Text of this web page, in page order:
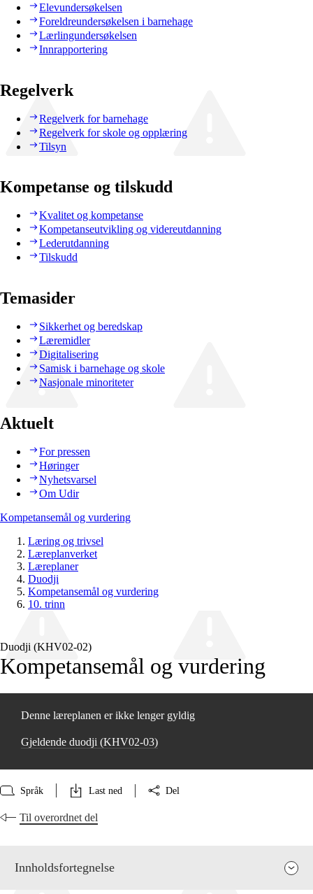
Elevundersøkelsen
Foreldreundersøkelsen i barnehage
Lærlingundersøkelsen
Innrapportering
Regelverk
Regelverk for barnehage
Regelverk for skole og opplæring
Tilsyn
Kompetanse og tilskudd
Kvalitet og kompetanse
Kompetanseutvikling og videreutdanning
Lederutdanning
Tilskudd
Temasider
Sikkerhet og beredskap
Læremidler
Digitalisering
Samisk i barnehage og skole
Nasjonale minoriteter
Aktuelt
For pressen
Høringer
Nyhetsvarsel
Om Udir
Kompetansemål og vurdering
Læring og trivsel
Læreplanverket
Læreplaner
Duodji
Kompetansemål og vurdering
10. trinn
Duodji (KHV02‑02)
Kompetansemål og vurdering
Denne læreplanen er ikke lenger gyldig
Gjeldende duodji (KHV02‑03)
Språk Last ned Del
Til overordnet del
Innholdsfortegnelse